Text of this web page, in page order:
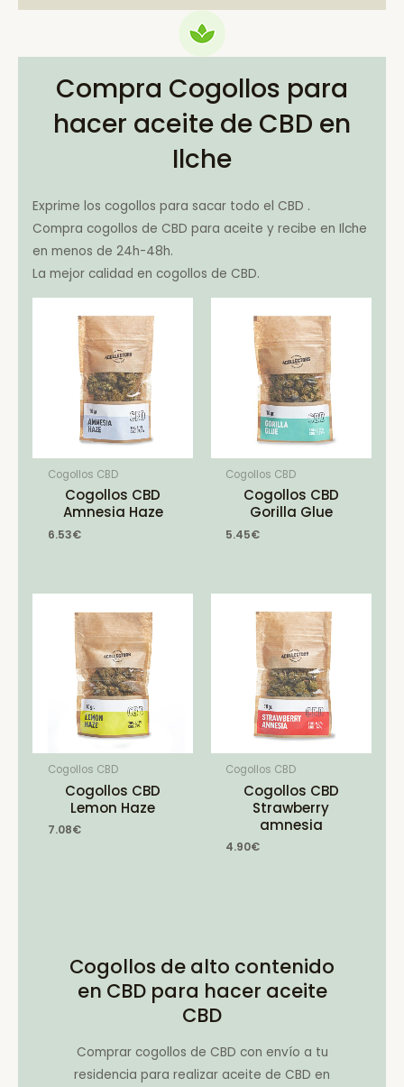
Compra Cogollos para
hacer aceite de CBD en
Ilche
Exprime los cogollos para sacar todo el CBD .
Compra cogollos de CBD para aceite y recibe en Ilche
en menos de 24h-48h.
La mejor calidad en cogollos de CBD.
Cogollos CBD
Cogollos CBD
Amnesia Haze
6.53€
Cogollos CBD
Cogollos CBD
Gorilla Glue
5.45€
Cogollos CBD
Cogollos CBD
Lemon Haze
7.08€
Cogollos CBD
Cogollos CBD
Strawberry
amnesia
4.90€
Cogollos de alto contenido
en CBD para hacer aceite
CBD
Comprar cogollos de CBD con envío a tu
residencia para realizar aceite de CBD en